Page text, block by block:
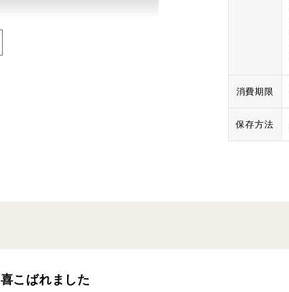
消費期限
保存方法
喜こばれました